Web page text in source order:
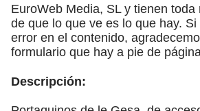
EuroWeb Media, SL y tienen
de que lo que ve es lo que hay.
error en el contenido,
formulario que hay a pie de
Descripción: